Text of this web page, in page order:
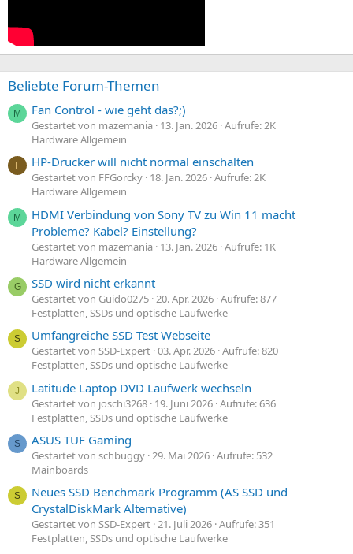
Beliebte Forum-Themen
M Fan Control - wie geht das?;)
Gestartet von mazemania 13. Jan. 2026 Aufrufe: 2K
Hardware Allgemein
F HP-Drucker will nicht normal einschalten
Gestartet von FFGorcky 18. Jan. 2026 Aufrufe: 2K
Hardware Allgemein
M
HDMI Verbindung von Sony TV zu Win 11 macht
Probleme? Kabel? Einstellung?
Gestartet von mazemania 13. Jan. 2026 Aufrufe: 1K
Hardware Allgemein
G SSD wird nicht erkannt
Gestartet von Guido0275 20. Apr. 2026 Aufrufe: 877
Festplatten, SSDs und optische Laufwerke
S Umfangreiche SSD Test Webseite
Gestartet von SSD-Expert 03. Apr. 2026 Aufrufe: 820
Festplatten, SSDs und optische Laufwerke
J Latitude Laptop DVD Laufwerk wechseln
Gestartet von joschi3268 19. Juni 2026 Aufrufe: 636
Festplatten, SSDs und optische Laufwerke
S ASUS TUF Gaming
Gestartet von schbuggy 29. Mai 2026 Aufrufe: 532
Mainboards
S
Neues SSD Benchmark Programm (AS SSD und
CrystalDiskMark Alternative)
Gestartet von SSD-Expert 21. Juli 2026 Aufrufe: 351
Festplatten, SSDs und optische Laufwerke